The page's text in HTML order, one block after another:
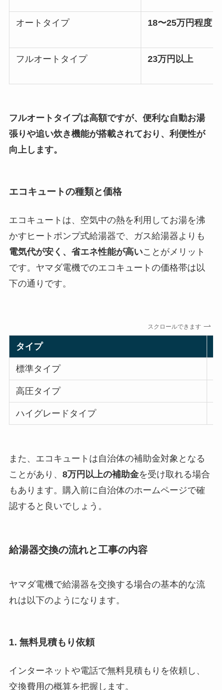
オートタイプ 18〜25万円程度
フルオートタイプ 23万円以上
フルオートタイプは高額ですが、便利な自動お湯
張りや追い炊き機能が搭載されており、利便性が
向上します。
エコキュートの種類と価格
エコキュートは、空気中の熱を利用してお湯を沸
かすヒートポンプ式給湯器で、ガス給湯器よりも
電気代が安く、省エネ性能が高いことがメリット
です。ヤマダ電機でのエコキュートの価格帯は以
下の通りです。
スクロールできます
タイプ
標準タイプ
高圧タイプ
ハイグレードタイプ
また、エコキュートは自治体の補助金対象となる
ことがあり、 8万円以上の補助金を受け取れる場合
もあります。購入前に自治体のホームページで確
認すると良いでしょう。
給湯器交換の流れと工事の内容
ヤマダ電機で給湯器を交換する場合の基本的な流
れは以下のようになります。
1. 無料見積もり依頼
インターネットや電話で無料見積もりを依頼し、
交換費用の概算を把握します。